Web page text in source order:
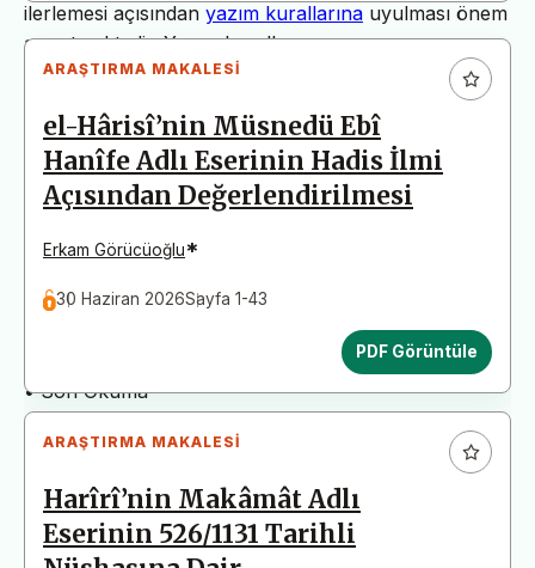
ilerlemesi açısından yazım kurallarına uyulması önem
arz etmektedir. Yazım kurallarına uymayan
başvurular değerlendirme aşamasına alınmadan iade
edilecektir. Bu nedenle çalışmalarınızı yüklemeden
önce çalışmanızın yazım kurallarına uygun olarak
düzenlendiğinden emin olunuz.
Yayın İnceleme Süreci (Yaklaşık 130 Gün)
• Editör İncelemesi
• Şekilsel ve Etik Ön İnceleme
• Son Okuma
ARAŞTIRMA MAKALESI
el-Hârisî’nin Müsnedü Ebî
Hanîfe Adlı Eserinin Hadis İlmi
Açısından Değerlendirilmesi
Erkam Görücüoğlu*
30 Haziran 2026Sayfa 1-43
PDF Görüntüle
ARAŞTIRMA MAKALESI
Harîrî’nin Makâmât Adlı
Eserinin 526/1131 Tarihli